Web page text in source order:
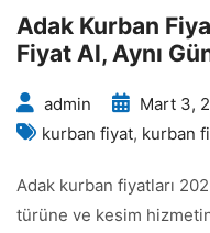
Adak Kurban
Fiyat Al, Aynı
admin
Mart 3,
kurban fiyat, kurban
Adak kurban fiyatları
türüne ve kesim